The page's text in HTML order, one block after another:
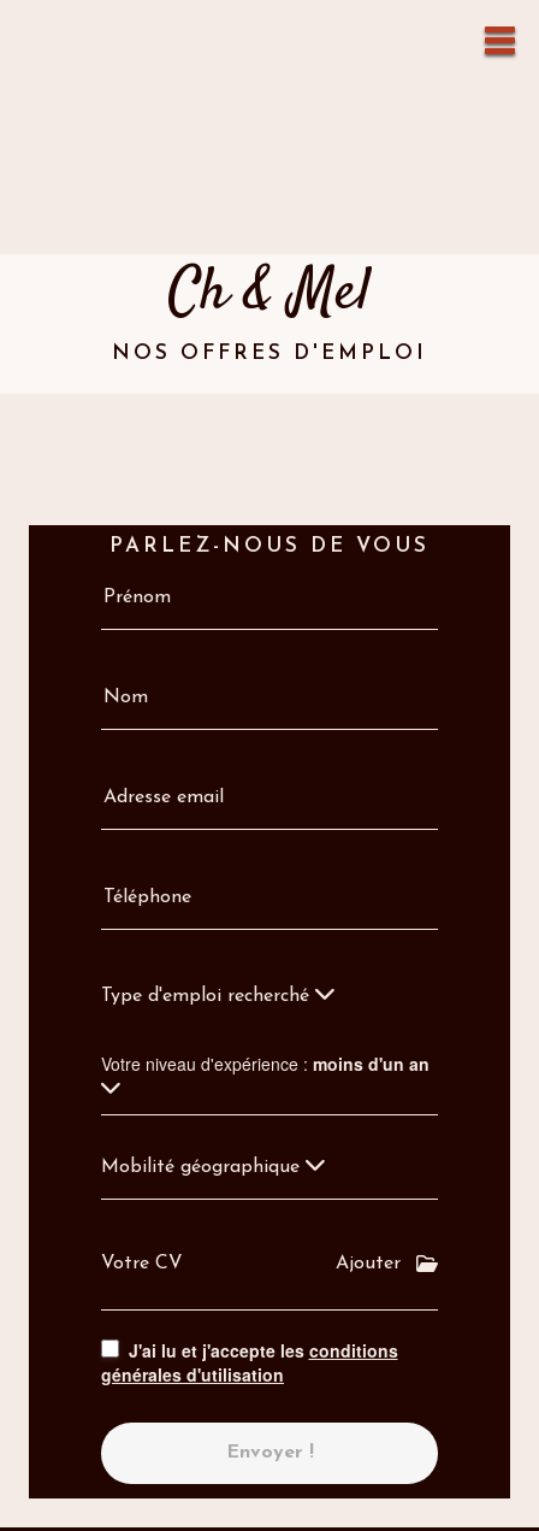
Ch & Mel
NOS OFFRES D'EMPLOI
PARLEZ-NOUS DE VOUS
Type d'emploi recherché
Votre niveau d'expérience : moins d'un an
Mobilité géographique
Votre CV Ajouter
J'ai lu et j'accepte les conditions
générales d'utilisation
Envoyer !